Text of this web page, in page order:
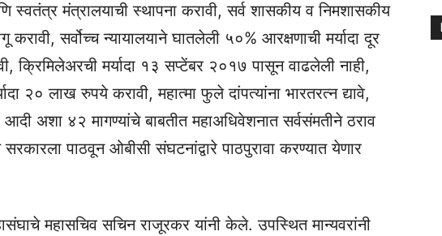
स्वतंत्र मंत्रालयाची स्थापना करावी, सर्व शासकीय व निमशासकीय
सर्वोच्च न्यायालयाने घातलेली ५०% आरक्षणाची मर्यादा दूर
क्रिमिलेअरची मर्यादा १३ सप्टेंबर २०१७ पासून वाढलेली नाही,
२० लाख रुपये करावी, महात्मा फुले दांपत्यांना भारतरत्न द्यावे,
आदी अशा ४२ मागण्यांचे बाबतीत महाअधिवेशनात सर्वसंमतीने ठराव
पाठवून ओबीसी संघटनांद्वारे पाठपुरावा करण्यात येणार
महासचिव सचिन राजूरकर यांनी केले. उपस्थित मान्यवरांनी